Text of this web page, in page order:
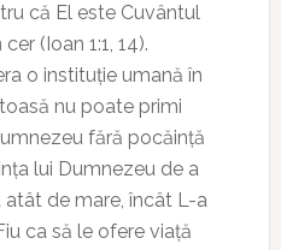
că El este Cuvântul
(Ioan 1:1, 14).
o instituție umană în
nu poate primi
fără pocăință
lui Dumnezeu de a
de mare, încât L-a
ca să le ofere viață